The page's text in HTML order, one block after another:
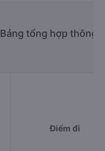
Bảng tổng hợp thông
Điểm đi